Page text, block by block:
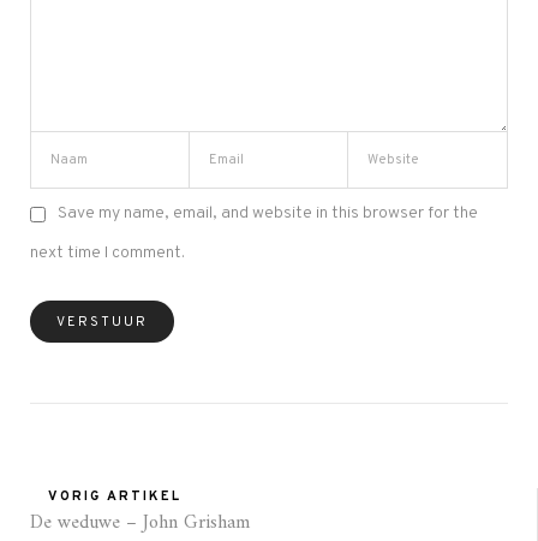
Save my name, email, and website in this browser for the
next time I comment.
VORIG ARTIKEL
De weduwe – John Grisham